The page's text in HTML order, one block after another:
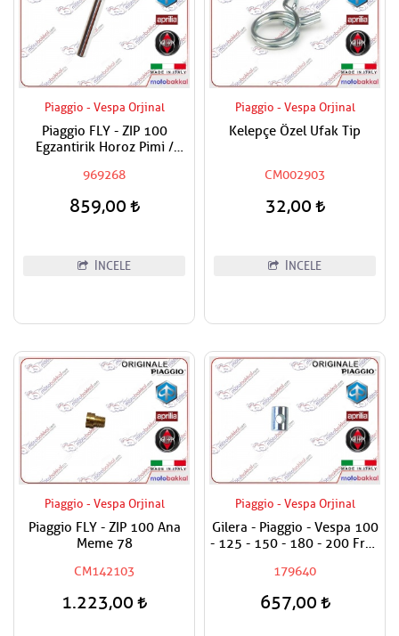
Piaggio - Vespa Orjinal
Piaggio FLY - ZIP 100
Egzantirik Horoz Pimi /
969268
859,00
İNCELE
Piaggio - Vespa Orjinal
Kelepçe Özel Ufak Tip
CM002903
32,00
İNCELE
Piaggio - Vespa Orjinal
Piaggio FLY - ZIP 100 Ana
Meme 78
CM142103
1.223,00
Piaggio - Vespa Orjinal
Gilera - Piaggio - Vespa 100
- 125 - 150 - 180 - 200 Fren
179640
657,00